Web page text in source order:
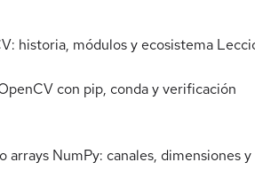
historia, módulos y ecosistema
con pip, conda y verificación
arrays NumPy: canales, dimensiones y